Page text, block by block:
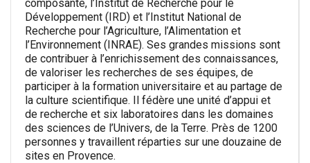
composante, l’Institut de Recherche pour le
Développement (IRD) et l’Institut National de
Recherche pour l’Agriculture, l’Alimentation et
l’Environnement (INRAE). Ses grandes missions sont
de contribuer à l’enrichissement des connaissances,
de valoriser les recherches de ses équipes, de
participer à la formation universitaire et au partage de
la culture scientifique. Il fédère une unité d’appui et
de recherche et six laboratoires dans les domaines
des sciences de l’Univers, de la Terre. Près de 1200
personnes y travaillent réparties sur une douzaine de
sites en Provence.